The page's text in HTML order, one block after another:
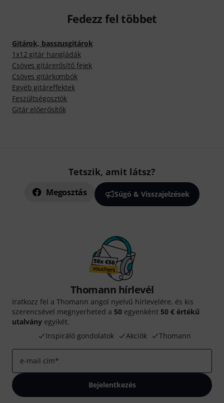
Fedezz fel többet
Gitárok, basszusgitárok
1x12 gitár hangládák
Csöves gitárerősítő fejek
Csöves gitárkombók
Egyéb gitáreffektek
Feszültségosztók
Gitár előerősítők
Tetszik, amit látsz?
Megosztás Súgó & Visszajelzések
Thomann hírlevél
Iratkozz fel a Thomann angol nyelvű hírlevelére, és kis
szerencsével megnyerheted a 50 egyenként 50 € értékű
utalvány egyikét.
Inspiráló gondolatok
Akciók Thomann
e-mail cím*
Bejelentkezés